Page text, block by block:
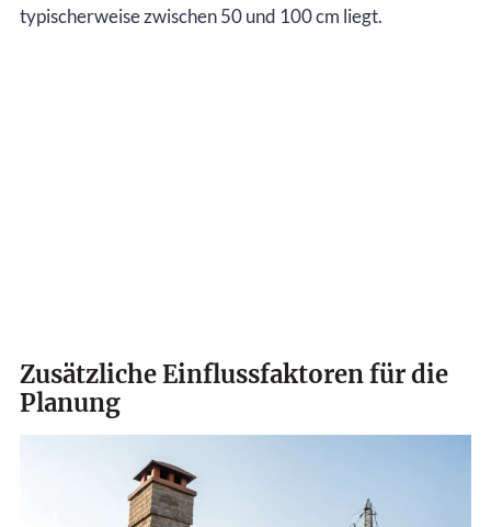
typischerweise zwischen 50 und 100 cm liegt.
Zusätzliche Einflussfaktoren für die
Planung